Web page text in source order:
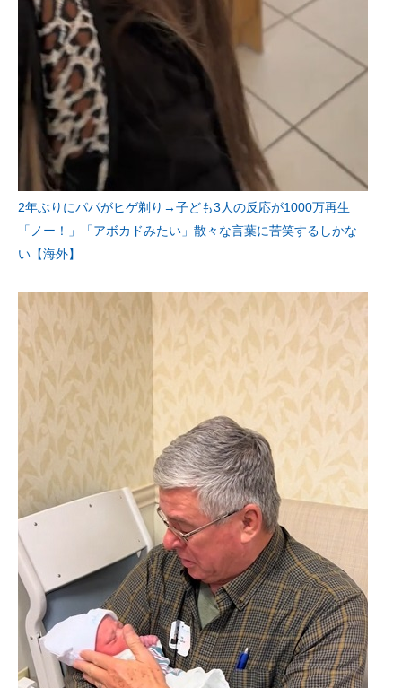
2年ぶりにパパがヒゲ剃り→子ども3人の反応が1000万再生
「ノー！」「アボカドみたい」散々な言葉に苦笑するしかな
い【海外】